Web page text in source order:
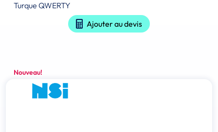
Turque QWERTY
Ajouter au devis
Nouveau!